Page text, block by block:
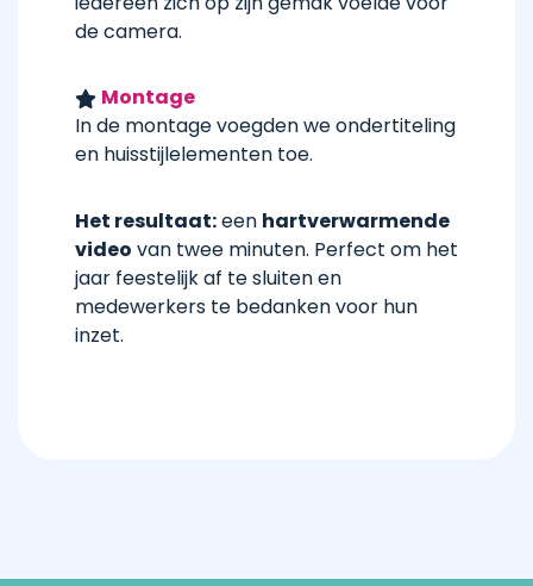
de camera.
Montage
In de montage voegden we ondertiteling
en huisstijlelementen toe.
Het resultaat:een hartverwarmende
video van twee minuten. Perfect om het
jaar feestelijk af te sluiten en
medewerkers te bedanken voor hun
inzet.